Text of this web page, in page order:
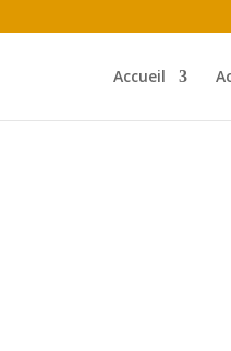
Accueil